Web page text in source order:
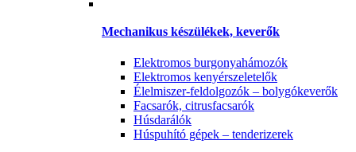
Mechanikus készülékek, keverők
Elektromos burgonyahámozók
Elektromos kenyérszeletelők
Élelmiszer-feldolgozók – bolygókeverők
Facsarók, citrusfacsarók
Húsdarálók
Húspuhító gépek – tenderizerek